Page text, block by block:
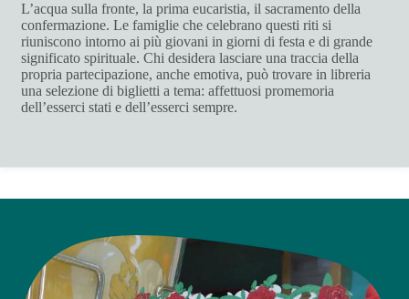
L’acqua sulla fronte, la prima eucaristia, il sacramento della
confermazione. Le famiglie che celebrano questi riti si
riuniscono intorno ai più giovani in giorni di festa e di grande
significato spirituale. Chi desidera lasciare una traccia della
propria partecipazione, anche emotiva, può trovare in libreria
una selezione di biglietti a tema: affettuosi promemoria
dell’esserci stati e dell’esserci sempre.